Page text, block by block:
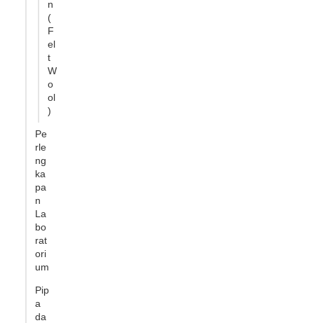
n
(
F
el
t
W
o
ol
)
Pe
rle
ng
ka
pa
n
La
bo
rat
ori
um
Pip
a
da